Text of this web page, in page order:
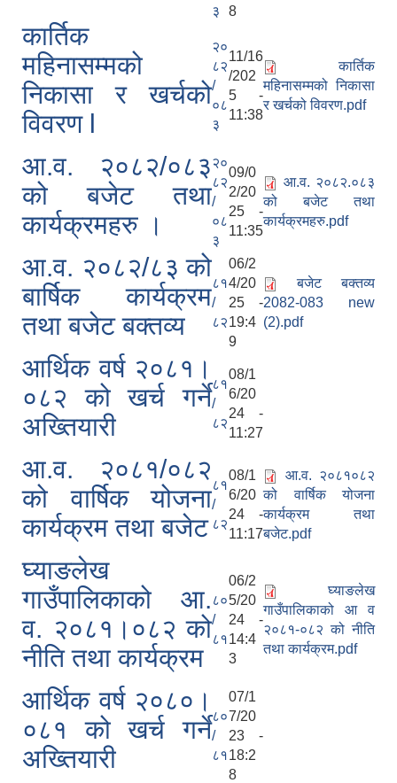
३
8
कार्तिक
महिनासम्मको
निकासा र खर्चको
विवरण l
२०
८२
/
०८
३
11/16
/202
5 -
11:38
कार्तिक
महिनासम्मको निकासा
र खर्चको विवरण.pdf
आ.व. २०८२/०८३
को बजेट तथा
कार्यक्रमहरु ।
२०
८२
/
०८
३
09/0
2/20
25 -
11:35
आ.व. २०८२.०८३
को बजेट तथा
कार्यक्रमहरु.pdf
आ.व. २०८२/८३ को
बार्षिक कार्यक्रम
तथा बजेट बक्तव्य
८१
/
८२
06/2
4/20
25 -
19:4
9
बजेट बक्तव्य
2082-083 new
(2).pdf
आर्थिक वर्ष २०८१।
०८२ को खर्च गर्ने
अख्तियारी
८१
/
८२
08/1
6/20
24 -
11:27
आ.व. २०८१/०८२
को वार्षिक योजना
कार्यक्रम तथा बजेट
८१
/
८२
08/1
6/20
24 -
11:17
आ.व. २०८१०८२
को वार्षिक योजना
कार्यक्रम तथा
बजेट.pdf
घ्याङलेख
गाउँपालिकाको आ.
व. २०८१।०८२ को
नीति तथा कार्यक्रम
८०
/
८१
06/2
5/20
24 -
14:4
3
घ्याङलेख
गाउँपालिकाको आ व
२०८१-०८२ को नीति
तथा कार्यक्रम.pdf
आर्थिक वर्ष २०८०।
०८१ को खर्च गर्ने
अख्तियारी
८०
/
८१
07/1
7/20
23 -
18:2
8